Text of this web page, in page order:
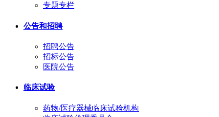
专题专栏
公告和招聘
招聘公告
招标公告
医院公告
临床试验
药物/医疗器械临床试验机构